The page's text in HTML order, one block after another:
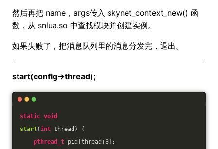
然后再把 name，args传入 skynet_context_new() 函
数，从 snlua.so 中查找模块并创建实例。
如果失败了，把消息队列里的消息分发完，退出。
start(config->thread);
static void
start(int thread)
{
pthread_t pid[thread+3 ];